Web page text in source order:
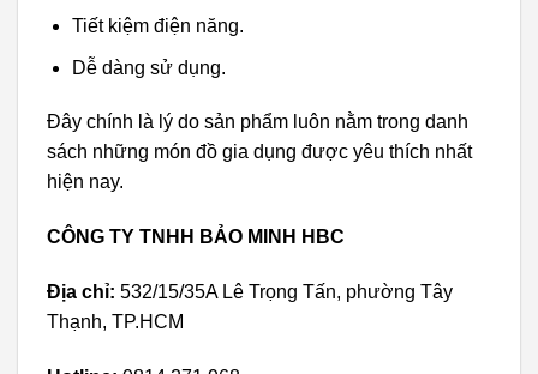
Tiết kiệm điện năng.
Dễ dàng sử dụng.
Đây chính là lý do sản phẩm luôn nằm trong danh
sách những món đồ gia dụng được yêu thích nhất
hiện nay.
CÔNG TY TNHH BẢO MINH HBC
Địa chỉ: 532/15/35A Lê Trọng Tấn, phường Tây
Thạnh, TP.HCM